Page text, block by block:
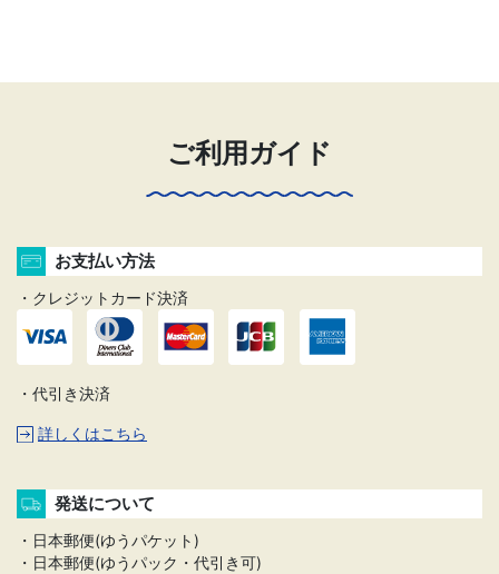
ご利用ガイド
お支払い方法
・クレジットカード決済
・代引き決済
詳しくはこちら
発送について
・日本郵便(ゆうパケット)
・日本郵便(ゆうパック・代引き可)